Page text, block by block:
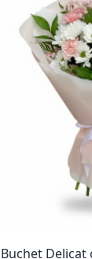
Buchet Delicat